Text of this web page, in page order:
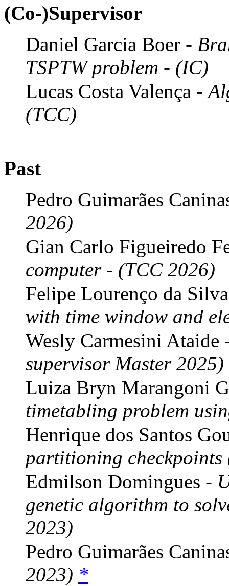
(Co-)Supervisor
Daniel Garcia Boer -
TSPTW problem - (IC)
Lucas Costa Valença -
(TCC)
Past
Pedro Guimarães
2026)
Gian Carlo Figueiredo
computer - (TCC 2026)
Felipe Lourenço da
with time window and
Wesly Carmesini Ataide
supervisor Master 2025)
Luiza Bryn Marangoni
timetabling problem
Henrique dos Santos
partitioning
Edmilson Domingues -
genetic algorithm to
2023)
Pedro Guimarães
2023) *